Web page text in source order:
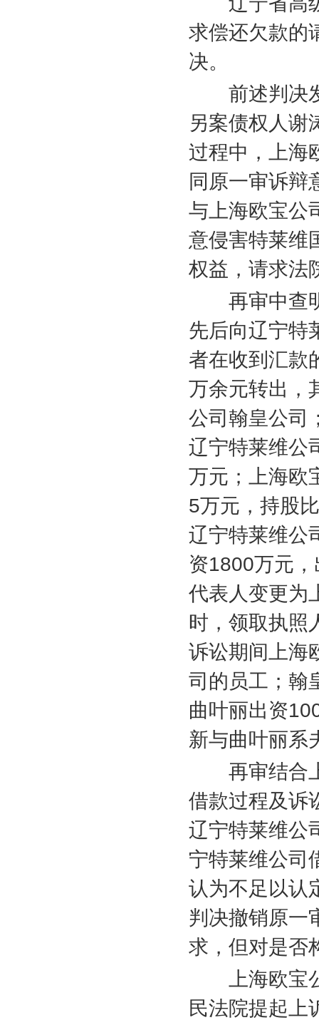
求偿还欠款的
决。
前述判决发
另案债权人谢
过程中，上海
同原一审诉辩
与上海欧宝公
意侵害特莱维
权益，请求法
再审中查明
先后向辽宁特
者在收到汇款
万余元转出，
公司翰皇公司
辽宁特莱维公
万元；上海欧
5万元，持股
辽宁特莱维公
资1800万元
代表人变更为
时，领取执照
诉讼期间上海
司的员工；翰
曲叶丽出资
新与曲叶丽
再审结合上
借款过程及诉
辽宁特莱维公
宁特莱维公司
认为不足以认
判决撤销原一
求，但对是否
上海欧宝公
民法院提起上